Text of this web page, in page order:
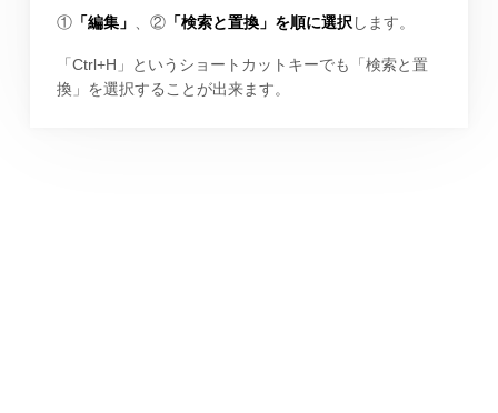
①「編集」 、②「検索と置換」を順に選択 します。
「Ctrl+H」というショートカットキーでも「検索と置
換」を選択することが出来ます。